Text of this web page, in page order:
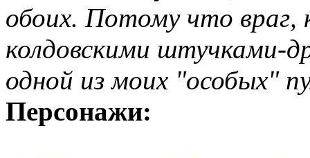
обоих. Потому что враг,
колдовскими штучками-
одной из моих "особых"
Персонажи: